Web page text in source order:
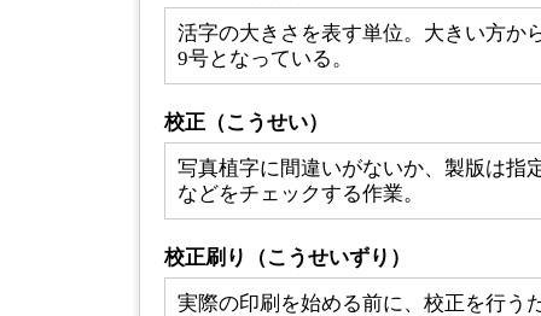
活字の大きさを表す単位。大きい方か
9号となっている。
校正（こうせい）
写真植字に間違いがないか、製版は指
などをチェックする作業。
校正刷り（こうせいずり）
実際の印刷を始める前に、校正を行う